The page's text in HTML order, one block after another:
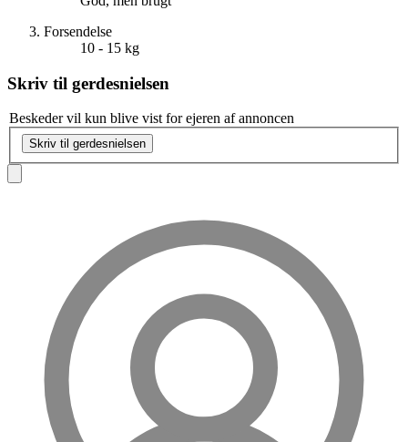
Forsendelse
10 - 15 kg
Skriv til gerdesnielsen
Beskeder vil kun blive vist for ejeren af annoncen
Skriv til gerdesnielsen